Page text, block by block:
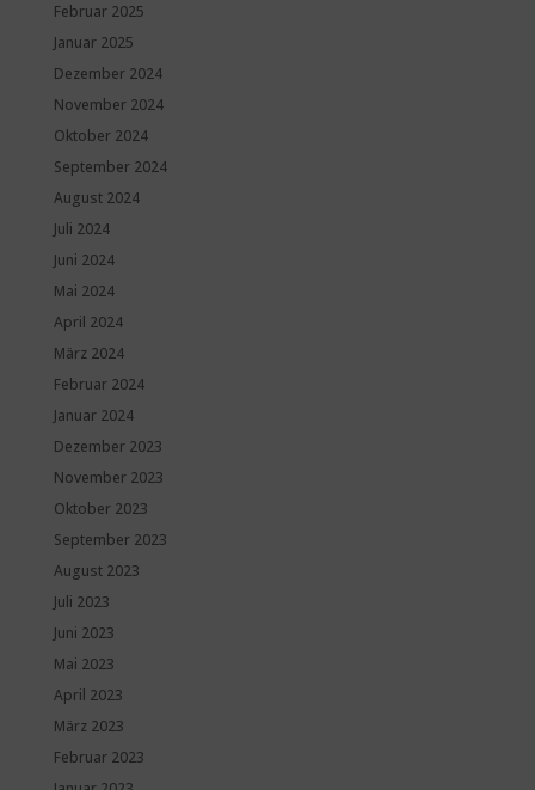
Februar 2025
Januar 2025
Dezember 2024
November 2024
Oktober 2024
September 2024
August 2024
Juli 2024
Juni 2024
Mai 2024
April 2024
März 2024
Februar 2024
Januar 2024
Dezember 2023
November 2023
Oktober 2023
September 2023
August 2023
Juli 2023
Juni 2023
Mai 2023
April 2023
März 2023
Februar 2023